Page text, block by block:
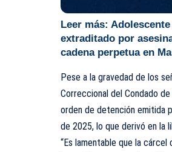
Leer más:
extraditado por
cadena perpetua en
Pese a la gravedad de los
Correccional del Condado
orden de detención emitida
de 2025, lo que derivó en la
“Es lamentable que la cárcel